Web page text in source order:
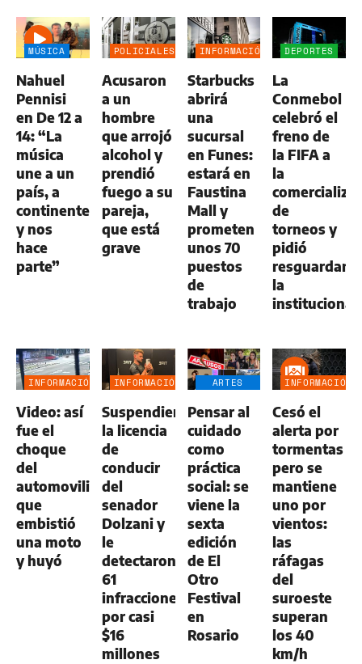
MÚSICA
Nahuel
Pennisi
en De 12 a
14: “La
música
une a un
país, a
continentes
y nos
hace
parte”
POLICIALES
Acusaron
a un
hombre
que arrojó
alcohol y
prendió
fuego a su
pareja,
que está
grave
INFORMACIÓN
Starbucks
abrirá
una
sucursal
en Funes:
estará en
Faustina
Mall y
prometen
unos 70
puestos
de
trabajo
DEPORTES
La
Conmebol
celebró el
freno de
la FIFA a
la
de
torneos y
pidió
resguardar
la
INFORMACIÓN
Video: así
fue el
choque
del
automovilista
que
embistió
una moto
y huyó
INFORMACIÓN
Suspendieron
la licencia
de
conducir
del
senador
Dolzani y
le
detectaron
61
infracciones
por casi
$16
millones
ARTES
Pensar al
cuidado
como
práctica
social: se
viene la
sexta
edición
de El
Otro
Festival
en
Rosario
INFORMACIÓN
Cesó el
alerta por
tormentas
pero se
mantiene
uno por
vientos:
las
ráfagas
del
suroeste
superan
los 40
km/h